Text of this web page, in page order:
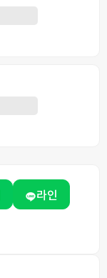
라인